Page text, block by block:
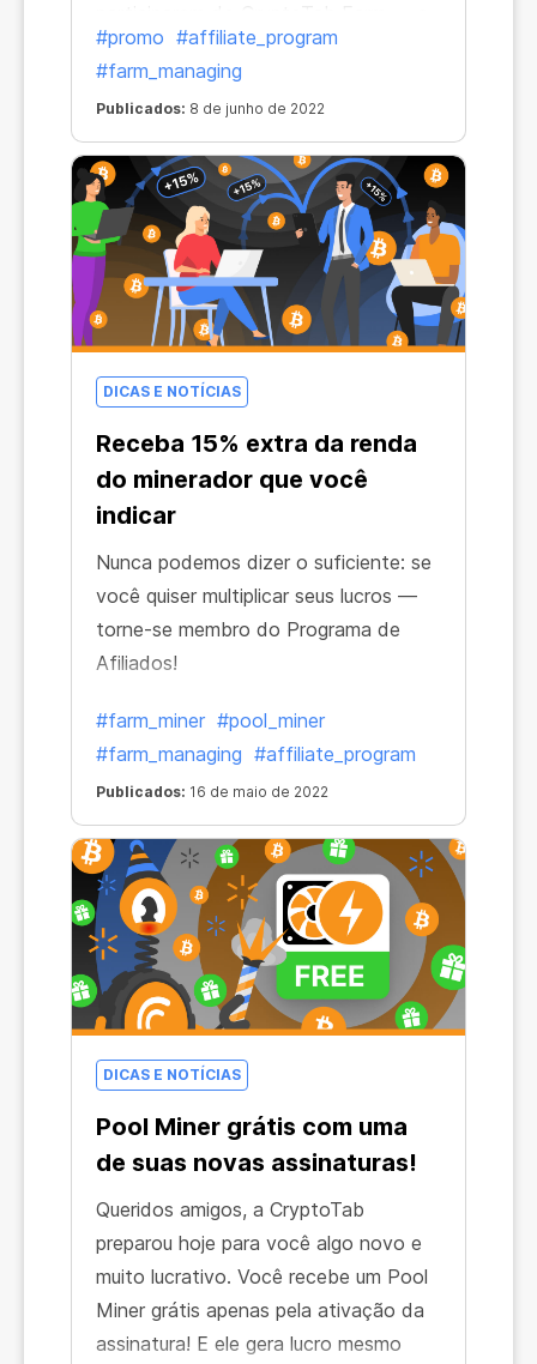
faça isso sendo um dos primeiros!
#promo #affiliate_program
#farm_managing
Publicados: 8 de junho de 2022
DICAS E NOTÍCIAS
Receba 15% extra da renda
do minerador que você
indicar
Nunca podemos dizer o suficiente: se
você quiser multiplicar seus lucros —
torne-se membro do Programa de
Afiliados!
#farm_miner #pool_miner
#farm_managing #affiliate_program
Publicados: 16 de maio de 2022
DICAS E NOTÍCIAS
Pool Miner grátis com uma
de suas novas assinaturas!
Queridos amigos, a CryptoTab
preparou hoje para você algo novo e
muito lucrativo. Você recebe um Pool
Miner grátis apenas pela ativação da
assinatura! E ele gera lucro mesmo